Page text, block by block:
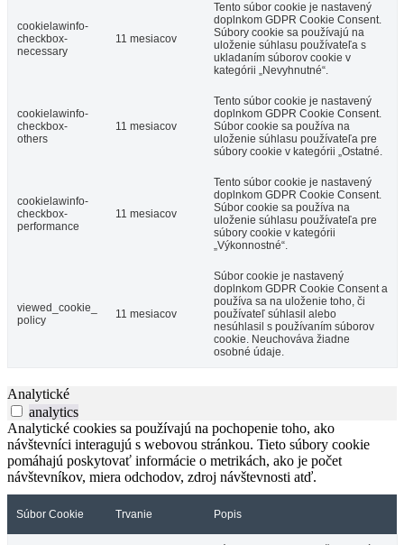
cookielawinfo-
checkbox-
necessary
11 mesiacov
Tento súbor cookie je nastavený
doplnkom GDPR Cookie Consent.
Súbory cookie sa používajú na
uloženie súhlasu používateľa s
ukladaním súborov cookie v
kategórii „Nevyhnutné“.
cookielawinfo-
checkbox-
others
11 mesiacov
Tento súbor cookie je nastavený
doplnkom GDPR Cookie Consent.
Súbor cookie sa používa na
uloženie súhlasu používateľa pre
súbory cookie v kategórii „Ostatné.
cookielawinfo-
checkbox-
performance
11 mesiacov
Tento súbor cookie je nastavený
doplnkom GDPR Cookie Consent.
Súbor cookie sa používa na
uloženie súhlasu používateľa pre
súbory cookie v kategórii
„Výkonnostné“.
viewed_cookie_
policy
11 mesiacov
Súbor cookie je nastavený
doplnkom GDPR Cookie Consent a
používa sa na uloženie toho, či
používateľ súhlasil alebo
nesúhlasil s používaním súborov
cookie. Neuchováva žiadne
osobné údaje.
Analytické
analytics
Analytické cookies sa používajú na pochopenie toho, ako
návštevníci interagujú s webovou stránkou. Tieto súbory cookie
pomáhajú poskytovať informácie o metrikách, ako je počet
návštevníkov, miera odchodov, zdroj návštevnosti atď.
Súbor Cookie Trvanie Popis